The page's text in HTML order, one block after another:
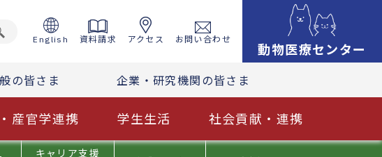
English 資料請求 アクセス お問い合わせ
動物医療センター
の皆さま 企業・研究機関の皆さま
産官学連携 学生生活 社会貢献・連携
キャリア支援